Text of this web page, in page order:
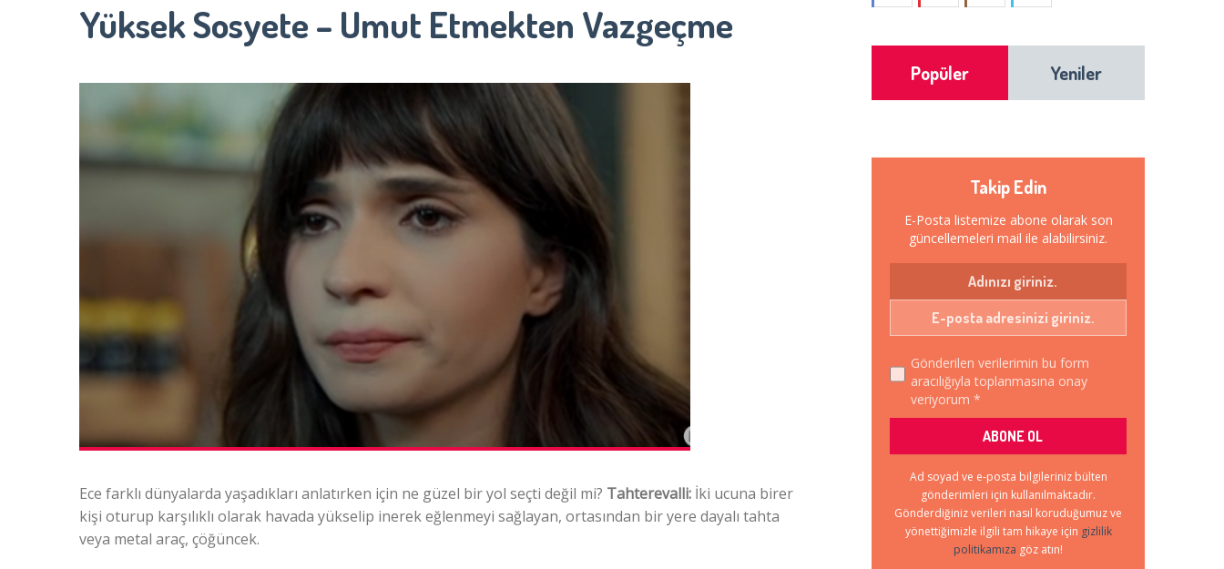
Yüksek Sosyete – Umut Etmekten Vazgeçme
Ece farklı dünyalarda yaşadıkları anlatırken için ne güzel bir yol seçti değil mi? Tahterevalli: İki ucuna birer
kişi oturup karşılıklı olarak havada yükselip inerek eğlenmeyi sağlayan, ortasından bir yere dayalı tahta
veya metal araç, çöğüncek.
Popüler Yeniler
Takip Edin
E-Posta listemize abone olarak son
güncellemeleri mail ile alabilirsiniz.
Gönderilen verilerimin bu form
aracılığıyla toplanmasına onay
veriyorum *
Ad soyad ve e-posta bilgileriniz bülten
gönderimleri için kullanılmaktadır.
Gönderdiğiniz verileri nasıl koruduğumuz ve
yönettiğimizle ilgili tam hikaye için gizlilik
politikamıza göz atın!